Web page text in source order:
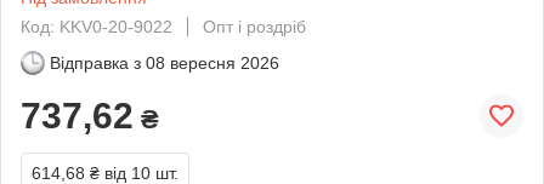
Код: KKV0-20-9022
Опт і роздріб
Відправка з 08 вересня 2026
737,62 ₴
614,68 ₴ від 10 шт.